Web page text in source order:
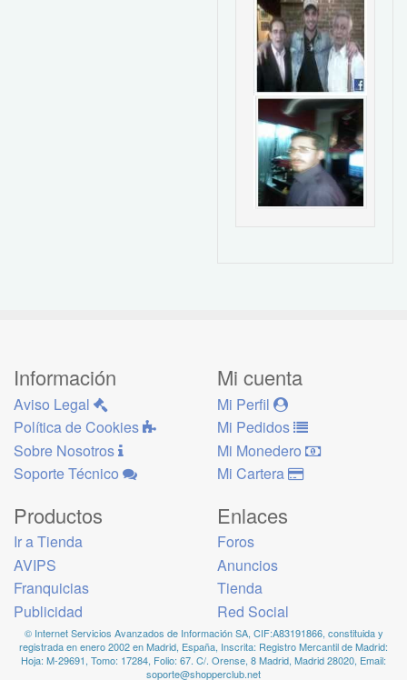
Información
Aviso Legal
Política de Cookies
Sobre Nosotros
Soporte Técnico
Mi cuenta
Mi Perfil
Mi Pedidos
Mi Monedero
Mi Cartera
Productos
Ir a Tienda
AVIPS
Franquicias
Publicidad
Enlaces
Foros
Anuncios
Tienda
Red Social
© Internet Servicios Avanzados de Información SA, CIF:A83191866, constituida y
registrada en enero 2002 en Madrid, España, Inscrita: Registro Mercantil de Madrid:
Hoja: M-29691, Tomo: 17284, Folio: 67. C/. Orense, 8 Madrid, Madrid 28020, Email:
soporte@shopperclub.net